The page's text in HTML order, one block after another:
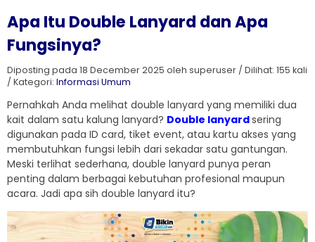
Apa Itu Double Lanyard dan Apa
Fungsinya?
Diposting pada 18 December 2025 oleh superuser / Dilihat: 155 kali
/ Kategori: Informasi Umum
Pernahkah Anda melihat double lanyard yang memiliki dua
kait dalam satu kalung lanyard? Double lanyardsering
digunakan pada ID card, tiket event, atau kartu akses yang
membutuhkan fungsi lebih dari sekadar satu gantungan.
Meski terlihat sederhana, double lanyard punya peran
penting dalam berbagai kebutuhan profesional maupun
acara. Jadi apa sih double lanyard itu?